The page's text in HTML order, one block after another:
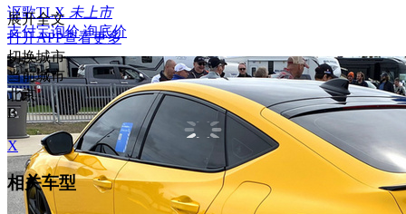
讴歌TLX 未上市
支付宝询价 询底价
展开全文
打开APP查看更多
切换城市
当前城市
北京
B
X
相关车型